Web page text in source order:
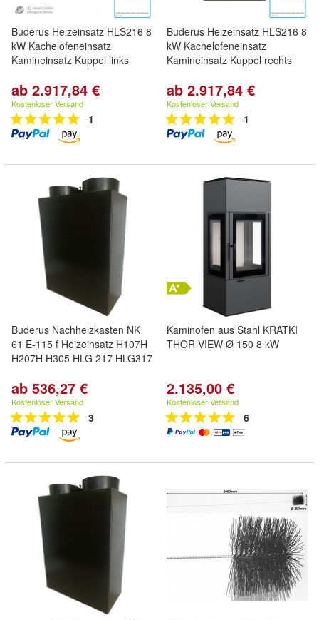
Buderus Heizeinsatz HLS216 8
kW Kachelofeneinsatz
Kamineinsatz Kuppel links
ab 2.917,84 €
Kostenloser Versand
1
Buderus Heizeinsatz HLS216 8
kW Kachelofeneinsatz
Kamineinsatz Kuppel rechts
ab 2.917,84 €
Kostenloser Versand
1
Buderus Nachheizkasten NK
61 E-115 f Heizeinsatz H107H
H207H H305 HLG 217 HLG317
ab 536,27 €
Kostenloser Versand
3
Kaminofen aus Stahl KRATKI
THOR VIEW Ø 150 8 kW
2.135,00 €
Kostenloser Versand
6